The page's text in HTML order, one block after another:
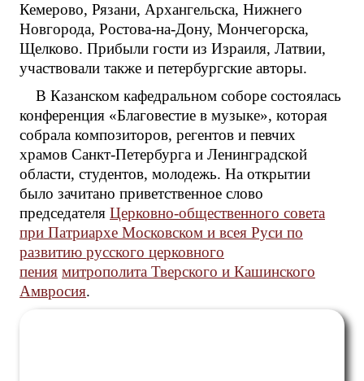
Кемерово, Рязани, Архангельска, Нижнего
Новгорода, Ростова-на-Дону, Мончегорска,
Щелково. Прибыли гости из Израиля, Латвии,
участвовали также и петербургские авторы.
В Казанском кафедральном соборе состоялась
конференция «Благовестие в музыке», которая
собрала композиторов, регентов и певчих
храмов Санкт-Петербурга и Ленинградской
области, студентов, молодежь. На открытии
было зачитано приветственное слово
председателя Церковно-общественного совета
при Патриархе Московском и всея Руси по
развитию русского церковного
пения митрополита Тверского и Кашинского
Амвросия.